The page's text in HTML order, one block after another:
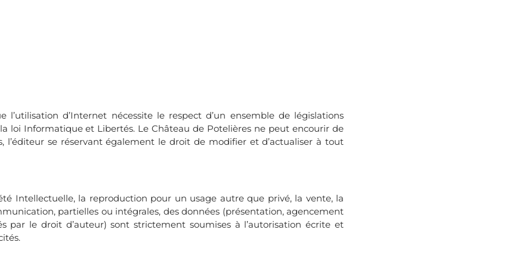
d’Internet nécessite le respect d’un ensemble de législations
loi Informatique et Libertés. Le Château de Potelières ne peut encourir de
l’éditeur se réservant également le droit de modifier et d’actualiser à tout
Intellectuelle, la reproduction pour un usage autre que privé, la vente, la
partielles ou intégrales, des données (présentation, agencement
par le droit d’auteur) sont strictement soumises à l’autorisation écrite et